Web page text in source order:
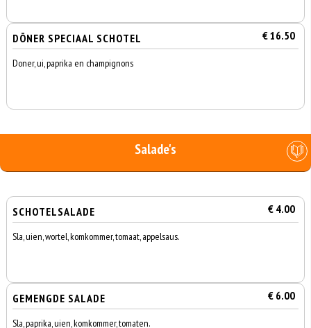
DÖNER SPECIAAL SCHOTEL € 16.50
Doner, ui, paprika en champignons
Salade's
SCHOTELSALADE € 4.00
Sla, uien, wortel, komkommer, tomaat, appelsaus.
GEMENGDE SALADE € 6.00
Sla, paprika, uien, komkommer, tomaten.